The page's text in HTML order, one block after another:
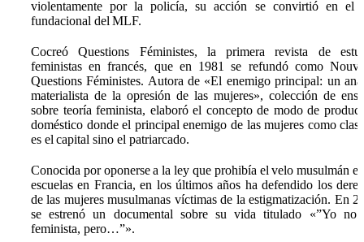
violentamente por la policía, su acción se convirtió en el
fundacional del MLF.
Cocreó Questions Féministes, la primera revista de
feministas en francés, que en 1981 se refundó como
Questions Féministes. Autora de «El enemigo principal: un
materialista de la opresión de las mujeres», colección de
sobre teoría feminista, elaboró el concepto de modo de
doméstico donde el principal enemigo de las mujeres como
es el capital sino el patriarcado.
Conocida por oponerse a la ley que prohibía el velo musulmán
escuelas en Francia, en los últimos años ha defendido los
de las mujeres musulmanas víctimas de la estigmatización. En
se estrenó un documental sobre su vida titulado «”Yo no
feminista, pero…”».